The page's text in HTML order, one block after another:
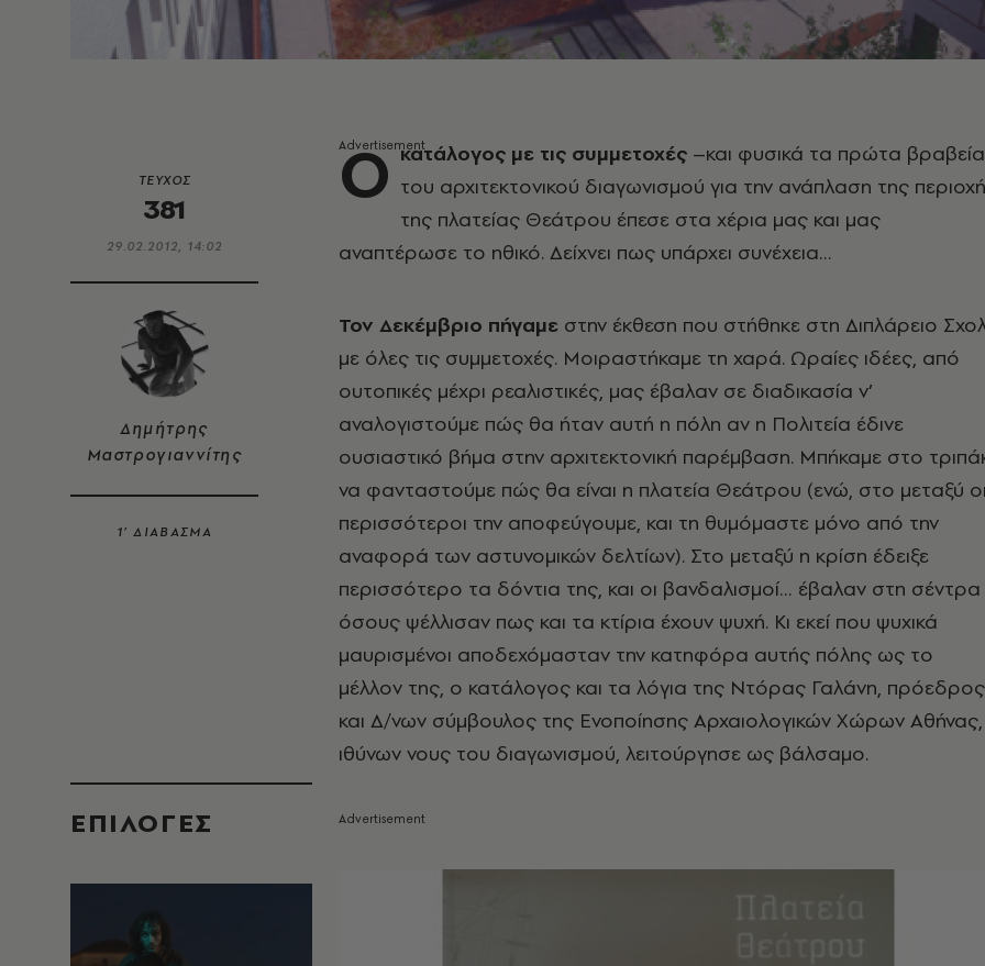
ΤΕΥΧΟΣ
381
29.02.2012, 14:02
Δημήτρης
Μαστρογιαννίτης
1’ ΔΙΑΒΑΣΜΑ
EΠΙΛΟΓΈΣ
O κατάλογος με τις συμμετοχές –και φυσικά τα πρώτα
του αρχιτεκτονικού διαγωνισμού για την ανάπλαση της
της πλατείας Θεάτρου έπεσε στα χέρια μας και μας
αναπτέρωσε το ηθικό. Δείχνει πως υπάρχει συνέχεια…
Τον Δεκέμβριο πήγαμε στην έκθεση που στήθηκε στη Διπλάρειο
με όλες τις συμμετοχές. Μοιραστήκαμε τη χαρά. Ωραίες ιδέες, από
ουτοπικές μέχρι ρεαλιστικές, μας έβαλαν σε διαδικασία ν’
αναλογιστούμε πώς θα ήταν αυτή η πόλη αν η Πολιτεία έδινε
ουσιαστικό βήμα στην αρχιτεκτονική παρέμβαση. Μπήκαμε στο
να φανταστούμε πώς θα είναι η πλατεία Θεάτρου (ενώ, στο μεταξύ οι
περισσότεροι την αποφεύγουμε, και τη θυμόμαστε μόνο από την
αναφορά των αστυνομικών δελτίων). Στο μεταξύ η κρίση έδειξε
περισσότερο τα δόντια της, και οι βανδαλισμοί… έβαλαν στη σέντρα
όσους ψέλλισαν πως και τα κτίρια έχουν ψυχή. Κι εκεί που ψυχικά
μαυρισμένοι αποδεχόμασταν την κατηφόρα αυτής πόλης ως το
μέλλον της, ο κατάλογος και τα λόγια της Ντόρας Γαλάνη, πρόεδρος
και Δ/νων σύμβουλος της Ενοποίησης Αρχαιολογικών Χώρων Αθήνας,
ιθύνων νους του διαγωνισμού, λειτούργησε ως βάλσαμο.